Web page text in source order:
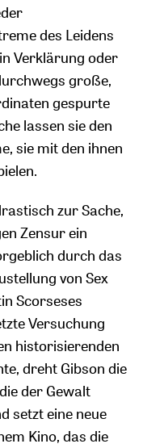
des Leidens
Verklärung oder
große,
gespurte
lassen sie den
sie mit den ihnen
zur Sache,
Zensur ein
durch das
von Sex
Scorseses
Versuchung
historisierenden
dreht Gibson die
der Gewalt
setzt eine neue
Kino, das die